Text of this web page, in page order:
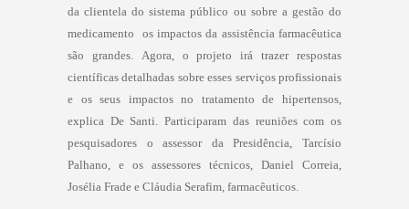
da clientela do sistema público ou sobre a gestão do
medicamento  os impactos da assistência farmacêutica
são grandes. Agora, o projeto irá trazer respostas
científicas detalhadas sobre esses serviços profissionais
e os seus impactos no tratamento de hipertensos,
explica De Santi. Participaram das reuniões com os
pesquisadores o assessor da Presidência, Tarcísio
Palhano, e os assessores técnicos, Daniel Correia,
Josélia Frade e Cláudia Serafim, farmacêuticos.